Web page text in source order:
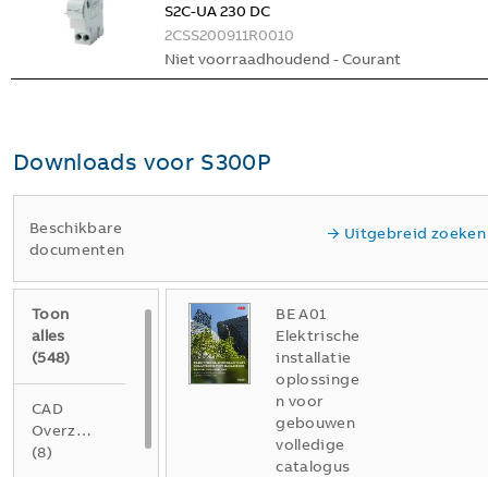
S2C-UA 230 DC
2CSS200911R0010
Niet voorraadhoudend - Courant
Downloads voor S300P
Beschikbare
documenten
Uitgebreid zoeken
Toon
alles
(548)
CAD
Overzichtstekening
(8)
BE A01
Elektrische
installatie
oplossinge
n voor
gebouwen
volledige
catalogus